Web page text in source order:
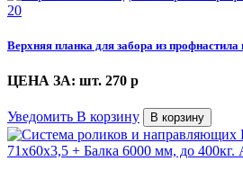
Верхняя планка для забора из профнастила
ЦЕНА ЗА: шт. 270 p
Уведомить В корзину В корзину